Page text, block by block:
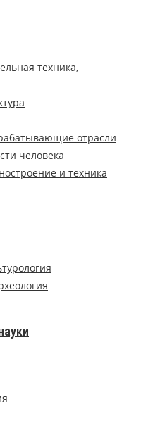
техника,
отрасли
человека
и техника